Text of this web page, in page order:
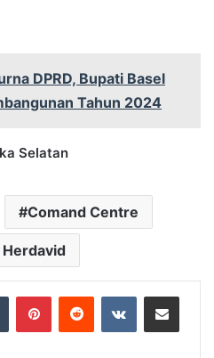
DPRD, Bupati Basel
Tahun 2024
Selatan
Comand Centre
Herdavid
Tumblr PinterestReddit VKontakteShare via Email